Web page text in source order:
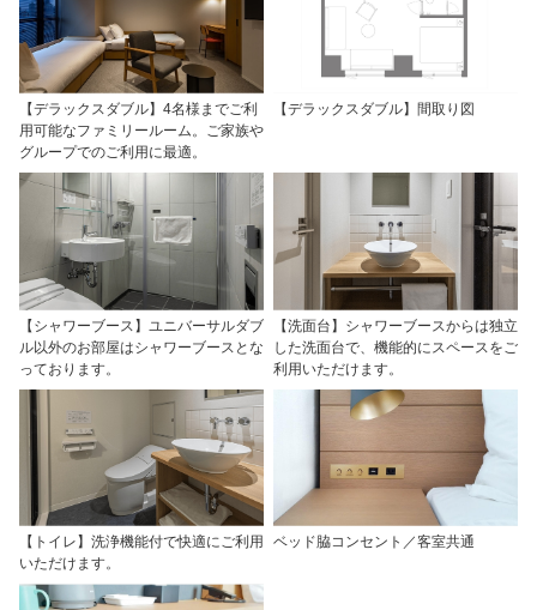
【デラックスダブル】4名様までご利
用可能なファミリールーム。ご家族や
グループでのご利用に最適。
【デラックスダブル】間取り図
【シャワーブース】ユニバーサルダブ
ル以外のお部屋はシャワーブースとな
っております。
【洗面台】シャワーブースからは独立
した洗面台で、機能的にスペースをご
利用いただけます。
【トイレ】洗浄機能付で快適にご利用
いただけます。
ベッド脇コンセント／客室共通